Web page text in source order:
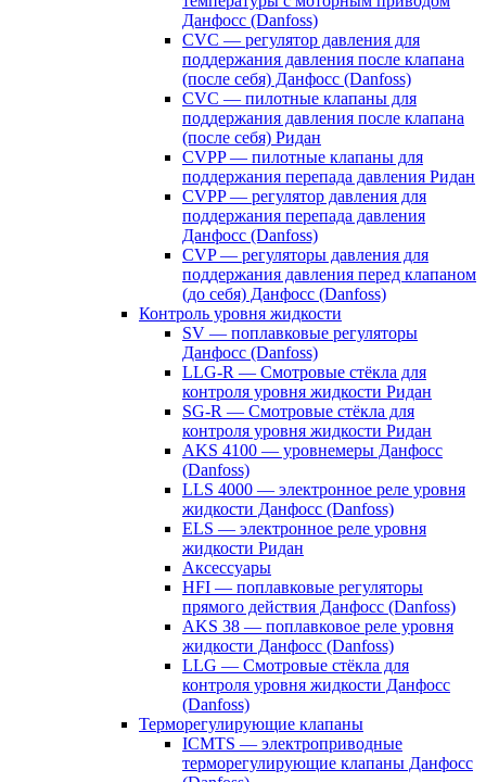
Данфосс (Danfoss)
CVС — регулятор давления для
поддержания давления после клапана
(после себя) Данфосс (Danfoss)
CVС — пилотные клапаны для
поддержания давления после клапана
(после себя) Ридан
CVPP — пилотные клапаны для
поддержания перепада давления Ридан
CVPP — регулятор давления для
поддержания перепада давления
Данфосс (Danfoss)
CVP — регуляторы давления для
поддержания давления перед клапаном
(до себя) Данфосс (Danfoss)
Контроль уровня жидкости
SV — поплавковые регуляторы
Данфосс (Danfoss)
LLG-R — Смотровые стёкла для
контроля уровня жидкости Ридан
SG-R — Смотровые стёкла для
контроля уровня жидкости Ридан
AKS 4100 — уровнемеры Данфосс
(Danfoss)
LLS 4000 — электронное реле уровня
жидкости Данфосс (Danfoss)
ELS — электронное реле уровня
жидкости Ридан
Аксессуары
HFI — поплавковые регуляторы
прямого действия Данфосс (Danfoss)
AKS 38 — поплавковое реле уровня
жидкости Данфосс (Danfoss)
LLG — Смотровые стёкла для
контроля уровня жидкости Данфосс
(Danfoss)
Терморегулирующие клапаны
ICMTS — электроприводные
терморегулирующие клапаны Данфосс